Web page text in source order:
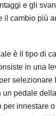
e gli
il cambio più
è il tipo di
in una
selezionare
un pedale
per innestare